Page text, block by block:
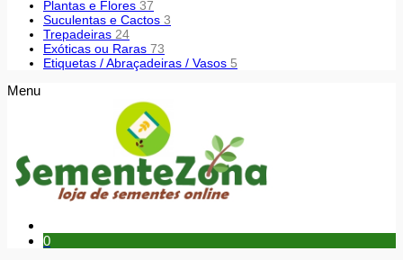
Plantas e Flores 37
Suculentas e Cactos 3
Trepadeiras 24
Exóticas ou Raras 73
Etiquetas / Abraçadeiras / Vasos 5
Menu
0